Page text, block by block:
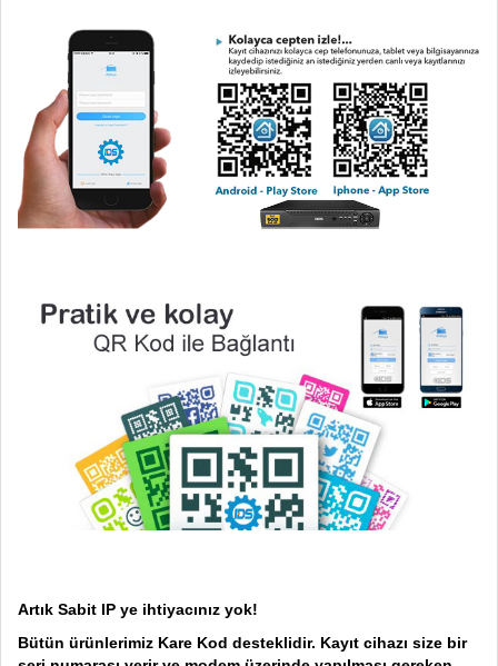
Artık Sabit IP ye ihtiyacınız yok!
Bütün ürünlerimiz Kare Kod desteklidir. Kayıt cihazı size bir